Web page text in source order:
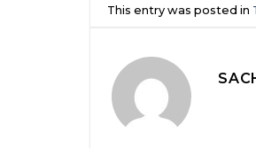
This entry was posted in